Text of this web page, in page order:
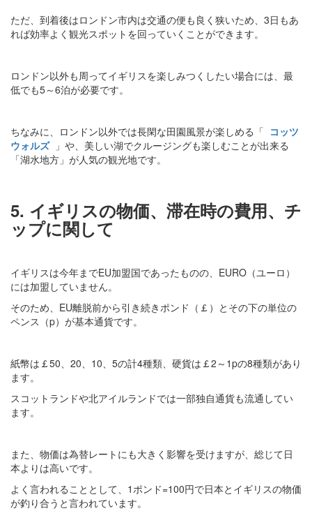
ただ、到着後はロンドン市内は交通の便も良く狭いため、3日もあ
れば効率よく観光スポットを回っていくことができます。
ロンドン以外も周ってイギリスを楽しみつくしたい場合には、最
低でも5～6泊が必要です。
ちなみに、ロンドン以外では長閑な田園風景が楽しめる「 コッツ
ウォルズ 」や、美しい湖でクルージングも楽しむことが出来る
「湖水地方」が人気の観光地です。
5. イギリスの物価、滞在時の費用、チ
ップに関して
イギリスは今年までEU加盟国であったものの、EURO（ユーロ）
には加盟していません。
そのため、EU離脱前から引き続きポンド（￡）とその下の単位の
ペンス（p）が基本通貨です。
紙幣は￡50、20、10、5の計4種類、硬貨は￡2～1pの8種類があり
ます。
スコットランドや北アイルランドでは一部独自通貨も流通してい
ます。
また、物価は為替レートにも大きく影響を受けますが、総じて日
本よりは高いです。
よく言われることとして、1ポンド=100円で日本とイギリスの物価
が釣り合うと言われています。